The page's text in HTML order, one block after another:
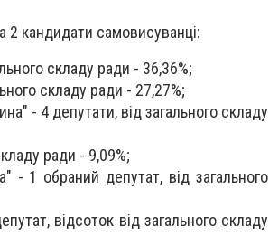
2 кандидати самовисуванці:
складу ради - 36,36%;
складу ради - 27,27%;
- 4 депутати, від загального складу
ради - 9,09%;
- 1 обраний депутат, від загального
відсоток від загального складу